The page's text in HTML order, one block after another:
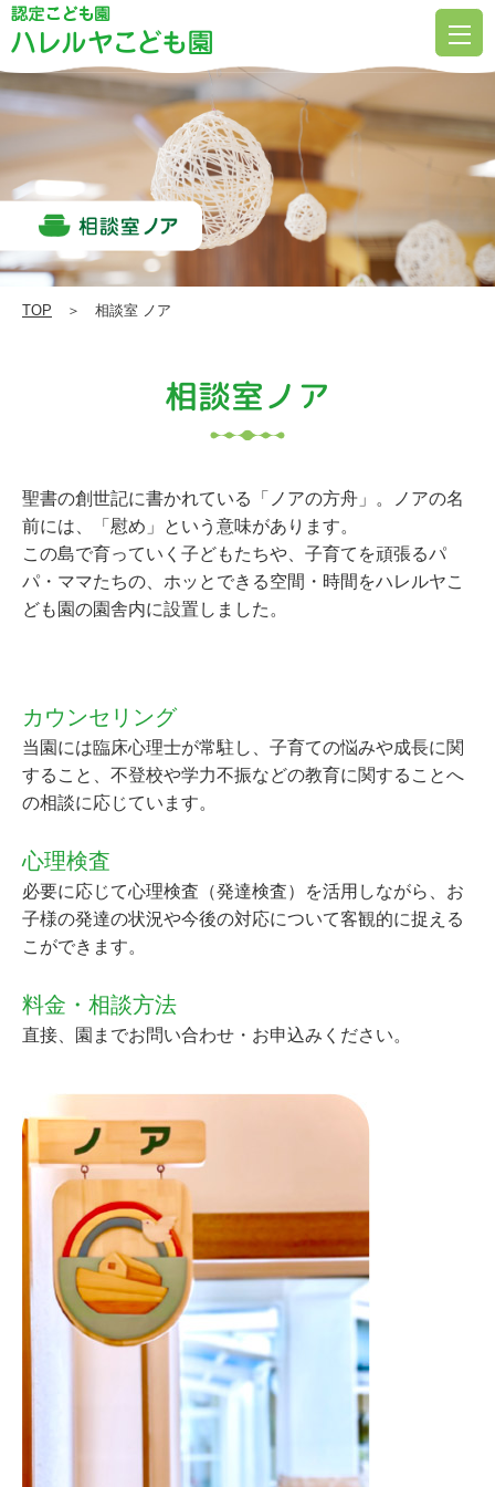
談
室
ノ
ア
|
ハ
こ
ど
も
園
TOP ＞ 相談室 ノア
相談室ノア
聖書の創世記に書かれている「ノアの方舟」。ノアの名
前には、「慰め」という意味があります。
この島で育っていく子どもたちや、子育てを頑張るパ
パ・ママたちの、ホッとできる空間・時間をハレルヤこ
ども園の園舎内に設置しました。
カウンセリング
当園には臨床心理士が常駐し、子育ての悩みや成長に関
すること、不登校や学力不振などの教育に関することへ
の相談に応じています。
心理検査
必要に応じて心理検査（発達検査）を活用しながら、お
子様の発達の状況や今後の対応について客観的に捉える
こができます。
料金・相談方法
直接、園までお問い合わせ・お申込みください。